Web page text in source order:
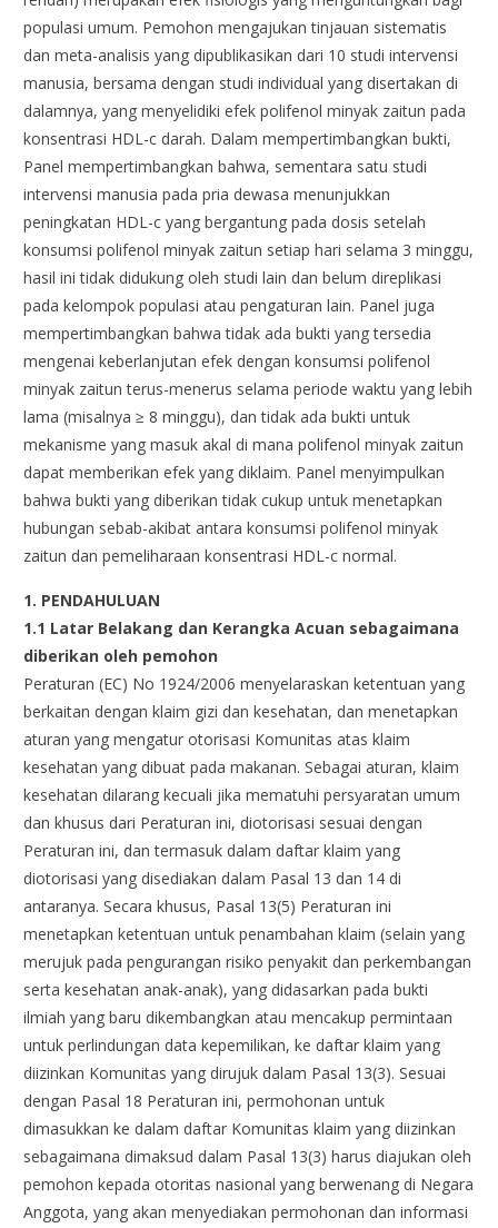
populasi umum. Pemohon mengajukan tinjauan sistematis
dan meta-analisis yang dipublikasikan dari 10 studi intervensi
manusia, bersama dengan studi individual yang disertakan di
dalamnya, yang menyelidiki efek polifenol minyak zaitun pada
konsentrasi HDL-c darah. Dalam mempertimbangkan bukti,
Panel mempertimbangkan bahwa, sementara satu studi
intervensi manusia pada pria dewasa menunjukkan
peningkatan HDL-c yang bergantung pada dosis setelah
konsumsi polifenol minyak zaitun setiap hari selama 3 minggu,
hasil ini tidak didukung oleh studi lain dan belum direplikasi
pada kelompok populasi atau pengaturan lain. Panel juga
mempertimbangkan bahwa tidak ada bukti yang tersedia
mengenai keberlanjutan efek dengan konsumsi polifenol
minyak zaitun terus-menerus selama periode waktu yang lebih
lama (misalnya ≥ 8 minggu), dan tidak ada bukti untuk
mekanisme yang masuk akal di mana polifenol minyak zaitun
dapat memberikan efek yang diklaim. Panel menyimpulkan
bahwa bukti yang diberikan tidak cukup untuk menetapkan
hubungan sebab-akibat antara konsumsi polifenol minyak
zaitun dan pemeliharaan konsentrasi HDL-c normal.
1. PENDAHULUAN
1.1 Latar Belakang dan Kerangka Acuan sebagaimana
diberikan oleh pemohon
Peraturan (EC) No 1924/2006 menyelaraskan ketentuan yang
berkaitan dengan klaim gizi dan kesehatan, dan menetapkan
aturan yang mengatur otorisasi Komunitas atas klaim
kesehatan yang dibuat pada makanan. Sebagai aturan, klaim
kesehatan dilarang kecuali jika mematuhi persyaratan umum
dan khusus dari Peraturan ini, diotorisasi sesuai dengan
Peraturan ini, dan termasuk dalam daftar klaim yang
diotorisasi yang disediakan dalam Pasal 13 dan 14 di
antaranya. Secara khusus, Pasal 13(5) Peraturan ini
menetapkan ketentuan untuk penambahan klaim (selain yang
merujuk pada pengurangan risiko penyakit dan perkembangan
serta kesehatan anak-anak), yang didasarkan pada bukti
ilmiah yang baru dikembangkan atau mencakup permintaan
untuk perlindungan data kepemilikan, ke daftar klaim yang
diizinkan Komunitas yang dirujuk dalam Pasal 13(3). Sesuai
dengan Pasal 18 Peraturan ini, permohonan untuk
dimasukkan ke dalam daftar Komunitas klaim yang diizinkan
sebagaimana dimaksud dalam Pasal 13(3) harus diajukan oleh
pemohon kepada otoritas nasional yang berwenang di Negara
Anggota, yang akan menyediakan permohonan dan informasi